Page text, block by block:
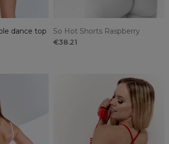
dance top
So Hot Shorts Raspberry
€38.21